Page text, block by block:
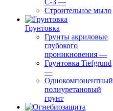
С-3 —
Строительное мыло
Грунтовка
Грунты акриловые
глубокого
проникновения —
Грунтовка Tiefgrund
—
Однокомпонентный
полиуретановый
грунт